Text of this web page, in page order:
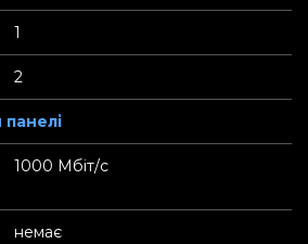
1
2
1000 Мбіт/с
немає